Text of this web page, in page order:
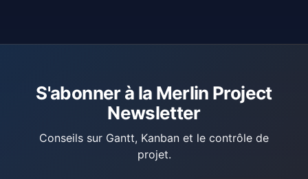
S'abonner à la Merlin Project
Newsletter
Conseils sur Gantt, Kanban et le contrôle de
projet.